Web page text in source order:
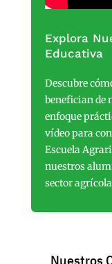
Explora
Educativa
Descubre
benefician de
enfoque
vídeo para
Escuela
nuestros
sector
Nuestros